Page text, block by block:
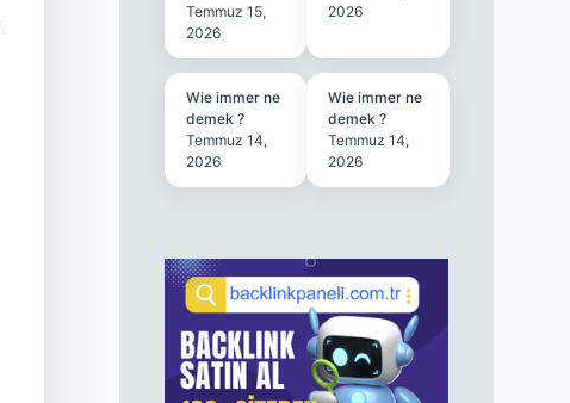
Temmuz 15,
2026
2026
Wie immer ne
demek ?
Temmuz 14,
2026
Wie immer ne
demek ?
Temmuz 14,
2026